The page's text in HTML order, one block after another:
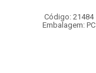
Código: 21484
Embalagem: PC